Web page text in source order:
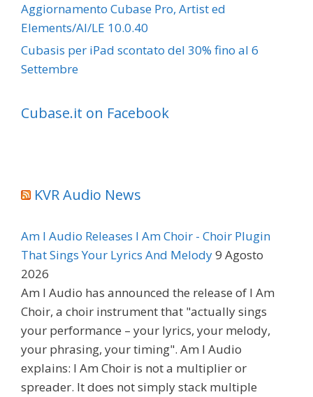
Aggiornamento Cubase Pro, Artist ed
Elements/AI/LE 10.0.40
Cubasis per iPad scontato del 30% fino al 6
Settembre
Cubase.it on Facebook
KVR Audio News
Am I Audio Releases I Am Choir - Choir Plugin
That Sings Your Lyrics And Melody9 Agosto
2026
Am I Audio has announced the release of I Am
Choir, a choir instrument that "actually sings
your performance – your lyrics, your melody,
your phrasing, your timing". Am I Audio
explains: I Am Choir is not a multiplier or
spreader. It does not simply stack multiple